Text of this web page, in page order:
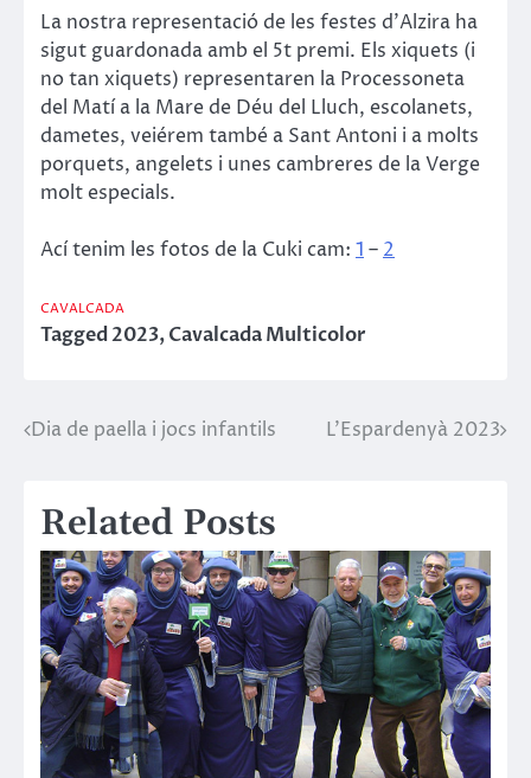
La nostra representació de les festes d’Alzira ha
sigut guardonada amb el 5t premi. Els xiquets (i
no tan xiquets) representaren la Processoneta
del Matí a la Mare de Déu del Lluch, escolanets,
dametes, veiérem també a Sant Antoni i a molts
porquets, angelets i unes cambreres de la Verge
molt especials.
Ací tenim les fotos de la Cuki cam: 1 – 2
CAVALCADA
Tagged2023,Cavalcada Multicolor
Navegació
Dia de paella i jocs infantils L’Espardenyà 2023
Related Posts